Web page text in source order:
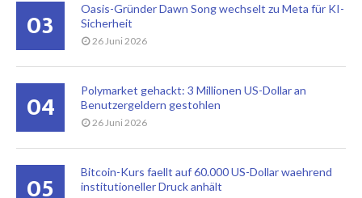
03
Oasis-Gründer Dawn Song wechselt zu Meta für KI-
Sicherheit
26 Juni 2026
04
Polymarket gehackt: 3 Millionen US-Dollar an
Benutzergeldern gestohlen
26 Juni 2026
05
Bitcoin-Kurs faellt auf 60.000 US-Dollar waehrend
institutioneller Druck anhält